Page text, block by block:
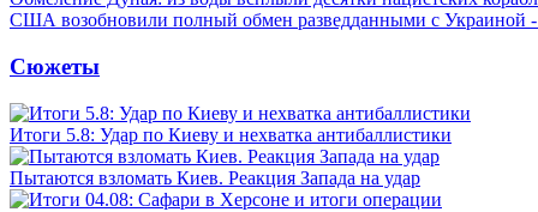
США возобновили полный обмен разведданными с
Сюжеты
Итоги 5.8: Удар по Киеву и нехватка антибаллистики
Пытаются взломать Киев. Реакция Запада на удар